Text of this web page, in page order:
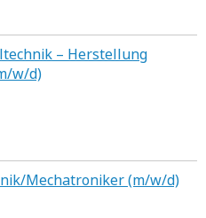
– Herstellung
w/d)
Mechatroniker (m/w/d)